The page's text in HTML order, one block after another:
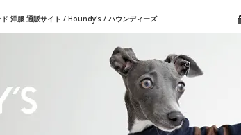
ド 洋服 通販サイト / Houndy's / ハウンディーズ